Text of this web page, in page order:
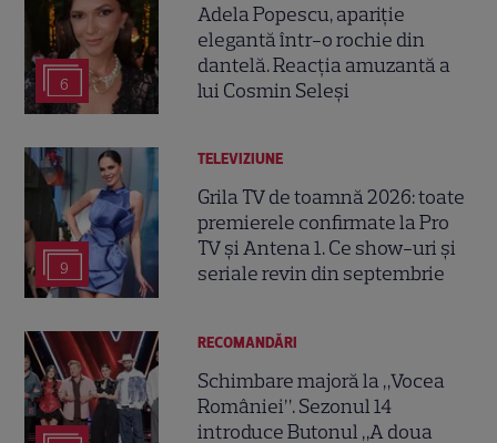
6
Adela Popescu, apariție
elegantă într-o rochie din
dantelă. Reacția amuzantă a
lui Cosmin Seleși
9
TELEVIZIUNE
Grila TV de toamnă 2026: toate
premierele confirmate la Pro
TV și Antena 1. Ce show-uri și
seriale revin din septembrie
RECOMANDĂRI
Schimbare majoră la „Vocea
României”. Sezonul 14
introduce Butonul „A doua